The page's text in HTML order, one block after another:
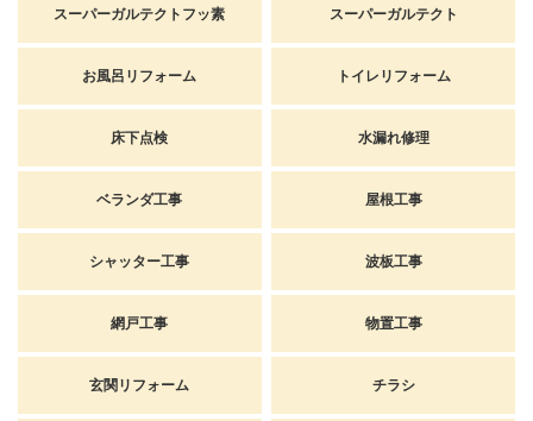
スーパーガルテクトフッ素 スーパーガルテクト
お風呂リフォーム トイレリフォーム
床下点検 水漏れ修理
ベランダ工事 屋根工事
シャッター工事 波板工事
網戸工事 物置工事
玄関リフォーム チラシ